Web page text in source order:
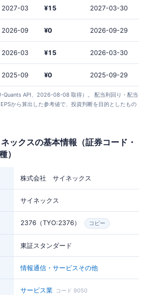
2027-03 ¥15 2027-03-30
2026-09 ¥0 2026-09-29
2026-03 ¥15 2026-03-30
2025-09 ¥0 2025-09-29
Quants API、2026-08-08 取得）。 配当利回り・配当
から算出した参考値で、投資判断を目的としたもの
ックスの基本情報（証券コード・
）
株式会社 サイネックス
サイネックス
2376（TYO:2376） コピー
東証スタンダード
情報通信・サービスその他
サービス業 コード 9050